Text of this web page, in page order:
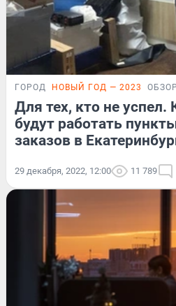
ГОРОД НОВЫЙ ГОД — 2023 ОБЗОР
Для тех, кто не
будут работать
заказов в
29 декабря, 2022, 12:00 11 789